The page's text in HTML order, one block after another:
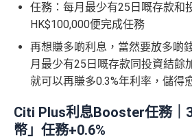
任務：每月最少有25日嘅存款和
HK$100,000便完成任務
再想賺多啲利息，當然要放多啲
月最少有25日嘅存款同投資結餘
就可以再賺多0.3%年利率，儲得
Citi Plus利息Booster任務｜
幣」任務+0.6%